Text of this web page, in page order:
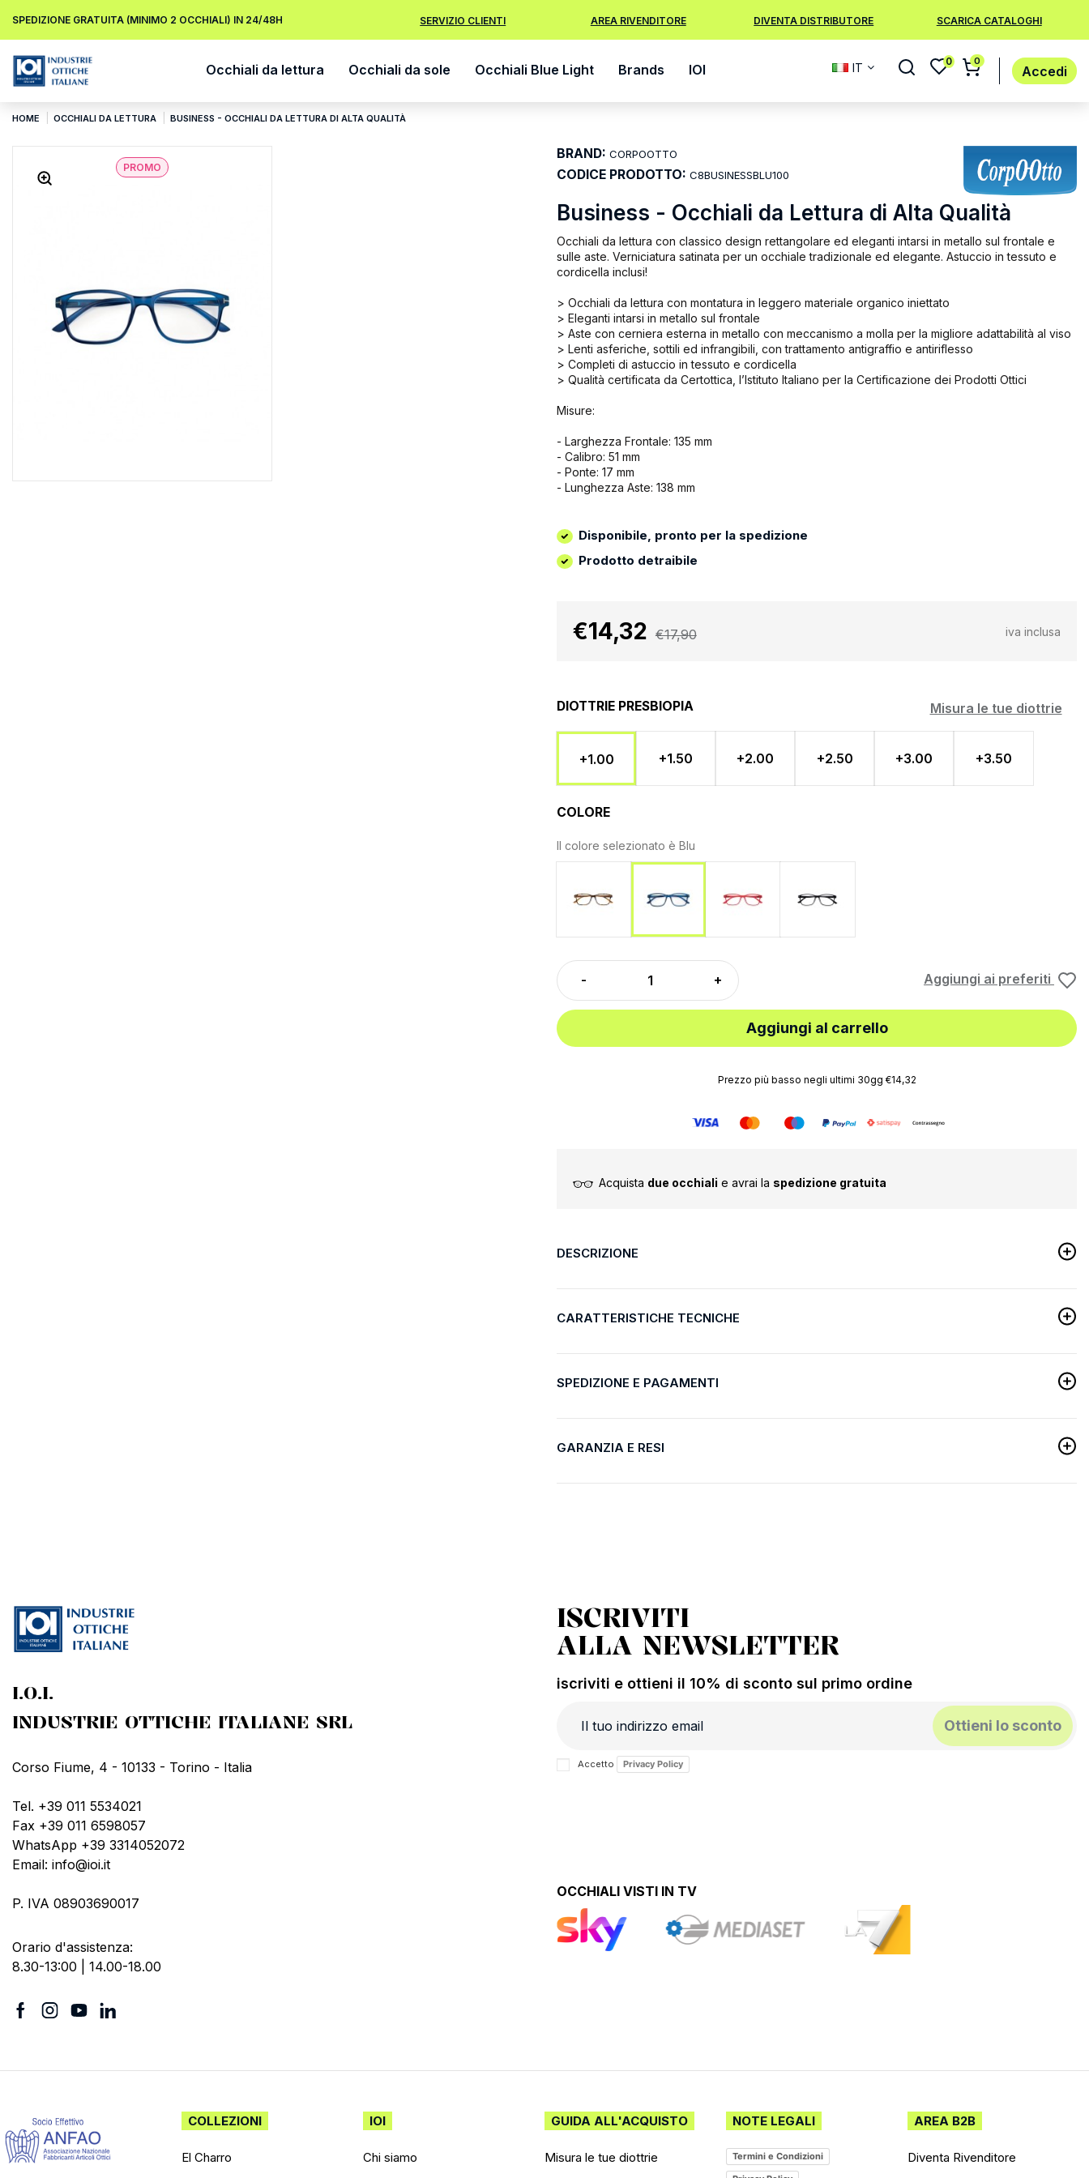
SPEDIZIONE GRATUITA (MINIMO 2 OCCHIALI) IN 24/48H SERVIZIO CLIENTI AREA RIVENDITORE DIVENTA DISTRIBUTORE SCARICA CATALOGHI
Occhiali da lettura Occhiali da sole Occhiali Blue Light Brands IOI IT 0 0
Accedi
HOME OCCHIALI DA LETTURA BUSINESS - OCCHIALI DA LETTURA DI ALTA QUALITÀ
PROMO
Business - Occhiali da Lettura di Alta Qualità
Occhiali da lettura con classico design rettangolare ed eleganti intarsi in metallo sul frontale e
sulle aste. Verniciatura satinata per un occhiale tradizionale ed elegante. Astuccio in tessuto e
cordicella inclusi!
> Occhiali da lettura con montatura in leggero materiale organico iniettato
> Eleganti intarsi in metallo sul frontale
> Aste con cerniera esterna in metallo con meccanismo a molla per la migliore adattabilità al viso
> Lenti asferiche, sottili ed infrangibili, con trattamento antigraffio e antiriflesso
> Completi di astuccio in tessuto e cordicella
> Qualità certificata da Certottica, l’Istituto Italiano per la Certificazione dei Prodotti Ottici
Misure:
- Larghezza Frontale: 135 mm
- Calibro: 51 mm
- Ponte: 17 mm
- Lunghezza Aste: 138 mm
Disponibile, pronto per la spedizione
Prodotto detraibile
BRAND: CORPOOTTO
CODICE PRODOTTO: C8BUSINESSBLU100
€14,32 €17,90 iva inclusa
DIOTTRIE PRESBIOPIA Misura le tue diottrie
+1.00 +1.50 +2.00 +2.50 +3.00 +3.50
COLORE
Il colore selezionato è Blu
Aggiungi ai preferiti
Aggiungi al carrello
Prezzo più basso negli ultimi 30gg €14,32
Acquista due occhiali e avrai la spedizione gratuita
DESCRIZIONE
CARATTERISTICHE TECNICHE
SPEDIZIONE E PAGAMENTI
GARANZIA E RESI
I.O.I.
INDUSTRIE OTTICHE ITALIANE SRL
Corso Fiume, 4 - 10133 - Torino - Italia
Tel. +39 011 5534021
Fax +39 011 6598057
WhatsApp +39 3314052072
Email: info@ioi.it
P. IVA 08903690017
Orario d'assistenza:
8.30-13:00 | 14.00-18.00
ISCRIVITI
ALLA NEWSLETTER
iscriviti e ottieni il 10% di sconto sul primo ordine
Ottieni lo sconto
Accetto Privacy Policy
OCCHIALI VISTI IN TV
COLLEZIONI
El Charro
IOI
Chi siamo
GUIDA ALL'ACQUISTO
Misura le tue diottrie
NOTE LEGALI
Termini e Condizioni
AREA B2B
Diventa Rivenditore